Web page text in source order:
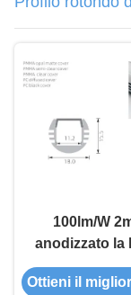
100lm/W
anodizzato la
alluminio
profilo 6063
Ottieni il